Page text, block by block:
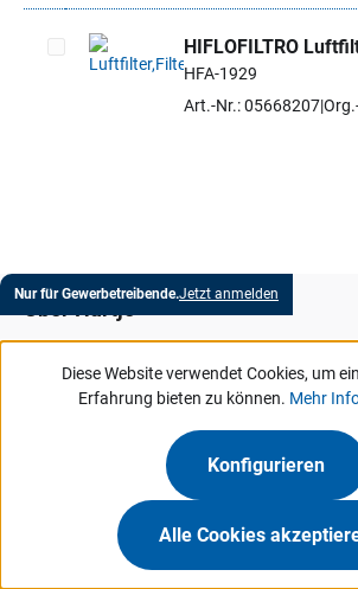
Artikel auswählen
HIFLOFILTRO
HFA-1929
Art.-Nr.: 05668207
Nur für Gewerbetreibende.Jetzt anmelden
Marken
MeinHartje
Diese Website verwendet Cookies, um
Erfahrung bieten zu können. Mehr
Konfigurieren
Alle Cookies